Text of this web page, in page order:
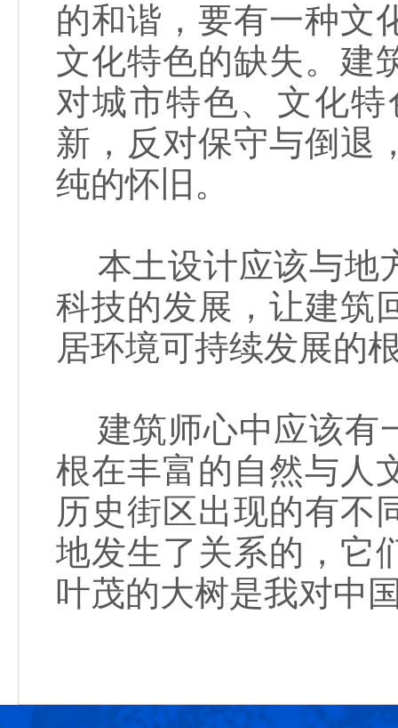
的和谐，要有一种文
文化特色的缺失。建
对城市特色、文化
新，反对保守与倒退
纯的怀旧。
本土设计应该与地
科技的发展，让建筑
居环境可持续发展的
建筑师心中应该有
根在丰富的自然与人
历史街区出现的有不
地发生了关系的，它
叶茂的大树是我对中